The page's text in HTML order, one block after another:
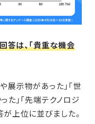
答は、「貴重な機会
展示物があった」「世
」「先端テクノロジ
上位に並びました。